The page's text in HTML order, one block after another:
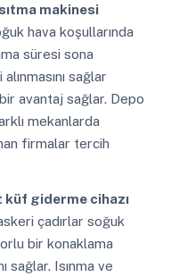
makinesi
hava koşullarında
süresi sona
sağlar
avantaj sağlar. Depo
mekanlarda
firmalar tercih
giderme cihazı
çadırlar soğuk
bir konaklama
sağlar. Isınma ve